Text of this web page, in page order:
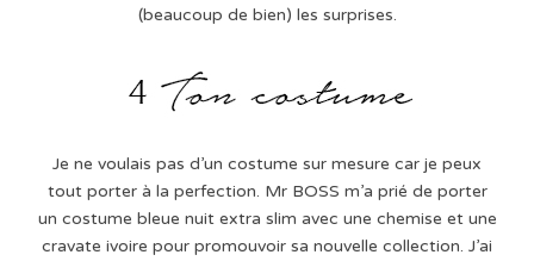
(beaucoup de bien) les surprises.
Je ne voulais pas d’un costume sur mesure car je peux
tout porter à la perfection. Mr BOSS m’a prié de porter
un costume bleue nuit extra slim avec une chemise et une
cravate ivoire pour promouvoir sa nouvelle collection. J’ai